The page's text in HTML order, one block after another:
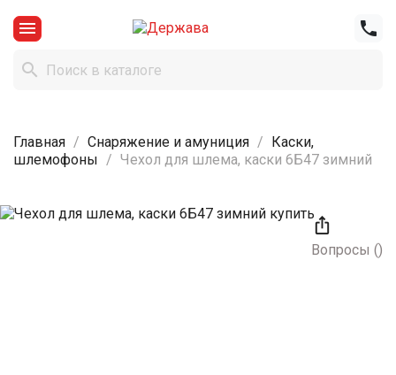



Главная Снаряжение и амуниция
Каски,
шлемофоны
Чехол для шлема, каски 6Б47 зимний

Вопросы ()